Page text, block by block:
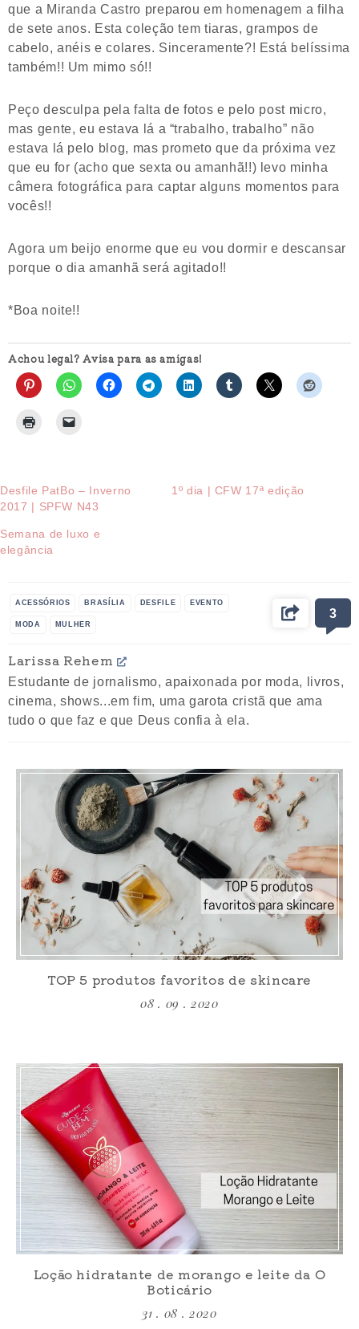
que a Miranda Castro preparou em homenagem a filha
de sete anos. Esta coleção tem tiaras, grampos de
cabelo, anéis e colares. Sinceramente?! Está belíssima
também!! Um mimo só!!
Peço desculpa pela falta de fotos e pelo post micro,
mas gente, eu estava lá a “trabalho, trabalho” não
estava lá pelo blog, mas prometo que da próxima vez
que eu for (acho que sexta ou amanhã!!) levo minha
câmera fotográfica para captar alguns momentos para
vocês!!
Agora um beijo enorme que eu vou dormir e descansar
porque o dia amanhã será agitado!!
*Boa noite!!
Achou legal? Avisa para as amigas!
Desfile PatBo – Inverno
2017 | SPFW N43
1º dia | CFW 17ª edição
Semana de luxo e
elegância
ACESSÓRIOS BRASÍLIA DESFILE EVENTO
MODA MULHER
3
Larissa Rehem
Estudante de jornalismo, apaixonada por moda, livros,
cinema, shows...em fim, uma garota cristã que ama
tudo o que faz e que Deus confia à ela.
TOP 5 produtos favoritos de skincare
08 . 09 . 2020
Loção hidratante de morango e leite da O
Boticário
31 . 08 . 2020